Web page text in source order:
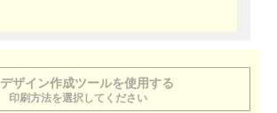
デザイン作成ツールを使用する
印刷方法を選択してください